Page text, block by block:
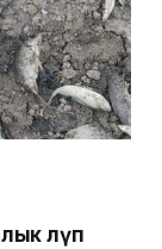
өлүп